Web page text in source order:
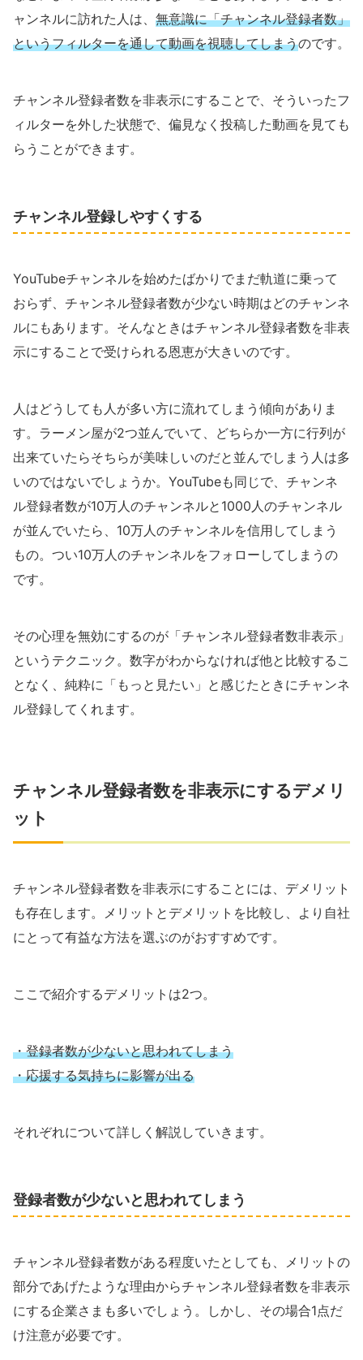
ャンネルに訪れた人は、 無意識に「チャンネル登録者数」
というフィルターを通して動画を視聴してしまうのです。
チャンネル登録者数を非表示にすることで、そういったフ
ィルターを外した状態で、偏見なく投稿した動画を見ても
らうことができます。
チャンネル登録しやすくする
YouTubeチャンネルを始めたばかりでまだ軌道に乗って
おらず、チャンネル登録者数が少ない時期はどのチャンネ
ルにもあります。そんなときはチャンネル登録者数を非表
示にすることで受けられる恩恵が大きいのです。
人はどうしても人が多い方に流れてしまう傾向がありま
す。ラーメン屋が2つ並んでいて、どちらか一方に行列が
出来ていたらそちらが美味しいのだと並んでしまう人は多
いのではないでしょうか。YouTubeも同じで、チャンネ
ル登録者数が10万人のチャンネルと1000人のチャンネル
が並んでいたら、10万人のチャンネルを信用してしまう
もの。つい10万人のチャンネルをフォローしてしまうの
です。
その心理を無効にするのが「チャンネル登録者数非表示」
というテクニック。数字がわからなければ他と比較するこ
となく、純粋に「もっと見たい」と感じたときにチャンネ
ル登録してくれます。
チャンネル登録者数を非表示にするデメリ
ット
チャンネル登録者数を非表示にすることには、デメリット
も存在します。メリットとデメリットを比較し、より自社
にとって有益な方法を選ぶのがおすすめです。
ここで紹介するデメリットは2つ。
・登録者数が少ないと思われてしまう
・応援する気持ちに影響が出る
それぞれについて詳しく解説していきます。
登録者数が少ないと思われてしまう
チャンネル登録者数がある程度いたとしても、メリットの
部分であげたような理由からチャンネル登録者数を非表示
にする企業さまも多いでしょう。しかし、その場合1点だ
け注意が必要です。